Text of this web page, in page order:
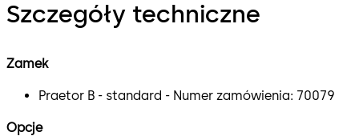
Szczegóły techniczne
Zamek
Praetor B - standard - Numer zamówienia: 70079
Opcje